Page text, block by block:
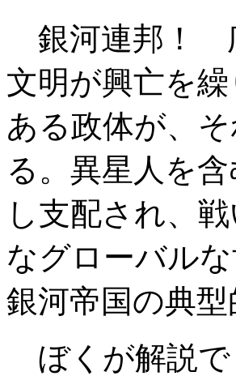
銀河連邦！
文明が興亡を
ある政体が、
る。異星人を
し支配され、
なグローバル
銀河帝国の典
ぼくが解説で